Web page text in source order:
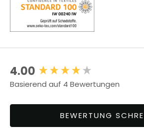
4.00
Basierend auf 4 Bewertungen
BEWERTUNG
New content loaded